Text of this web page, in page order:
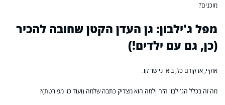
מוכנים?
מפל ג'ילבון: גן העדן הקטן שחובה להכיר
(כן, גם עם ילדים!)
אוקיי, אז קודם כל, בואו ניישר קו.
מה זה בכלל הג'ילבון הזה ולמה הוא מצדיק כתבה שלמה (ועוד כזו מפורטת)?